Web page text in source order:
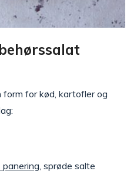
form for kød, kartofler og
, sprøde salte